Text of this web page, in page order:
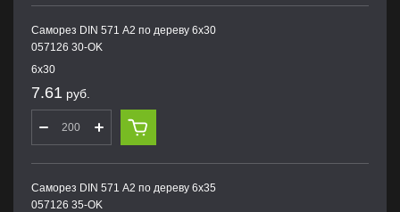
Саморез DIN 571 А2 по дереву 6х30
057126 30-OK
6х30
7.61 руб.
Саморез DIN 571 А2 по дереву 6х35
057126 35-OK